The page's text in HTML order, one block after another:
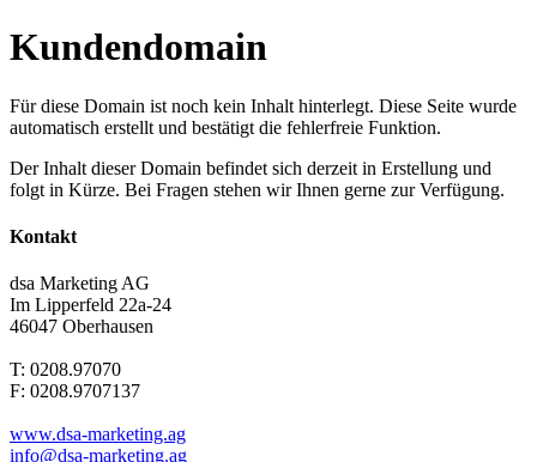
Kundendomain
Für diese Domain ist noch kein Inhalt hinterlegt. Diese Seite wurde
automatisch erstellt und bestätigt die fehlerfreie Funktion.
Der Inhalt dieser Domain befindet sich derzeit in Erstellung und
folgt in Kürze. Bei Fragen stehen wir Ihnen gerne zur Verfügung.
Kontakt
dsa Marketing AG
Im Lipperfeld 22a-24
46047 Oberhausen
T: 0208.97070
F: 0208.9707137
www.dsa-marketing.ag
info@dsa-marketing.ag